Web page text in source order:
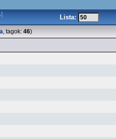
Lista:
, tagok: 46)